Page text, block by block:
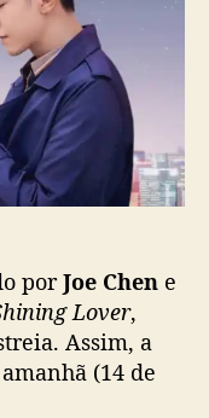
a
m
a
‘
H
e
l
l
y
S
n
porJoe Chen e
Lover,
Assim, a
(14 de